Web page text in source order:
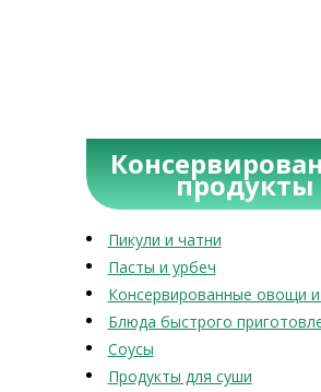
продукты
Пикули и чатни
Пасты и урбеч
Консервированные овощи
Блюда быстрого
Соусы
Продукты для суши